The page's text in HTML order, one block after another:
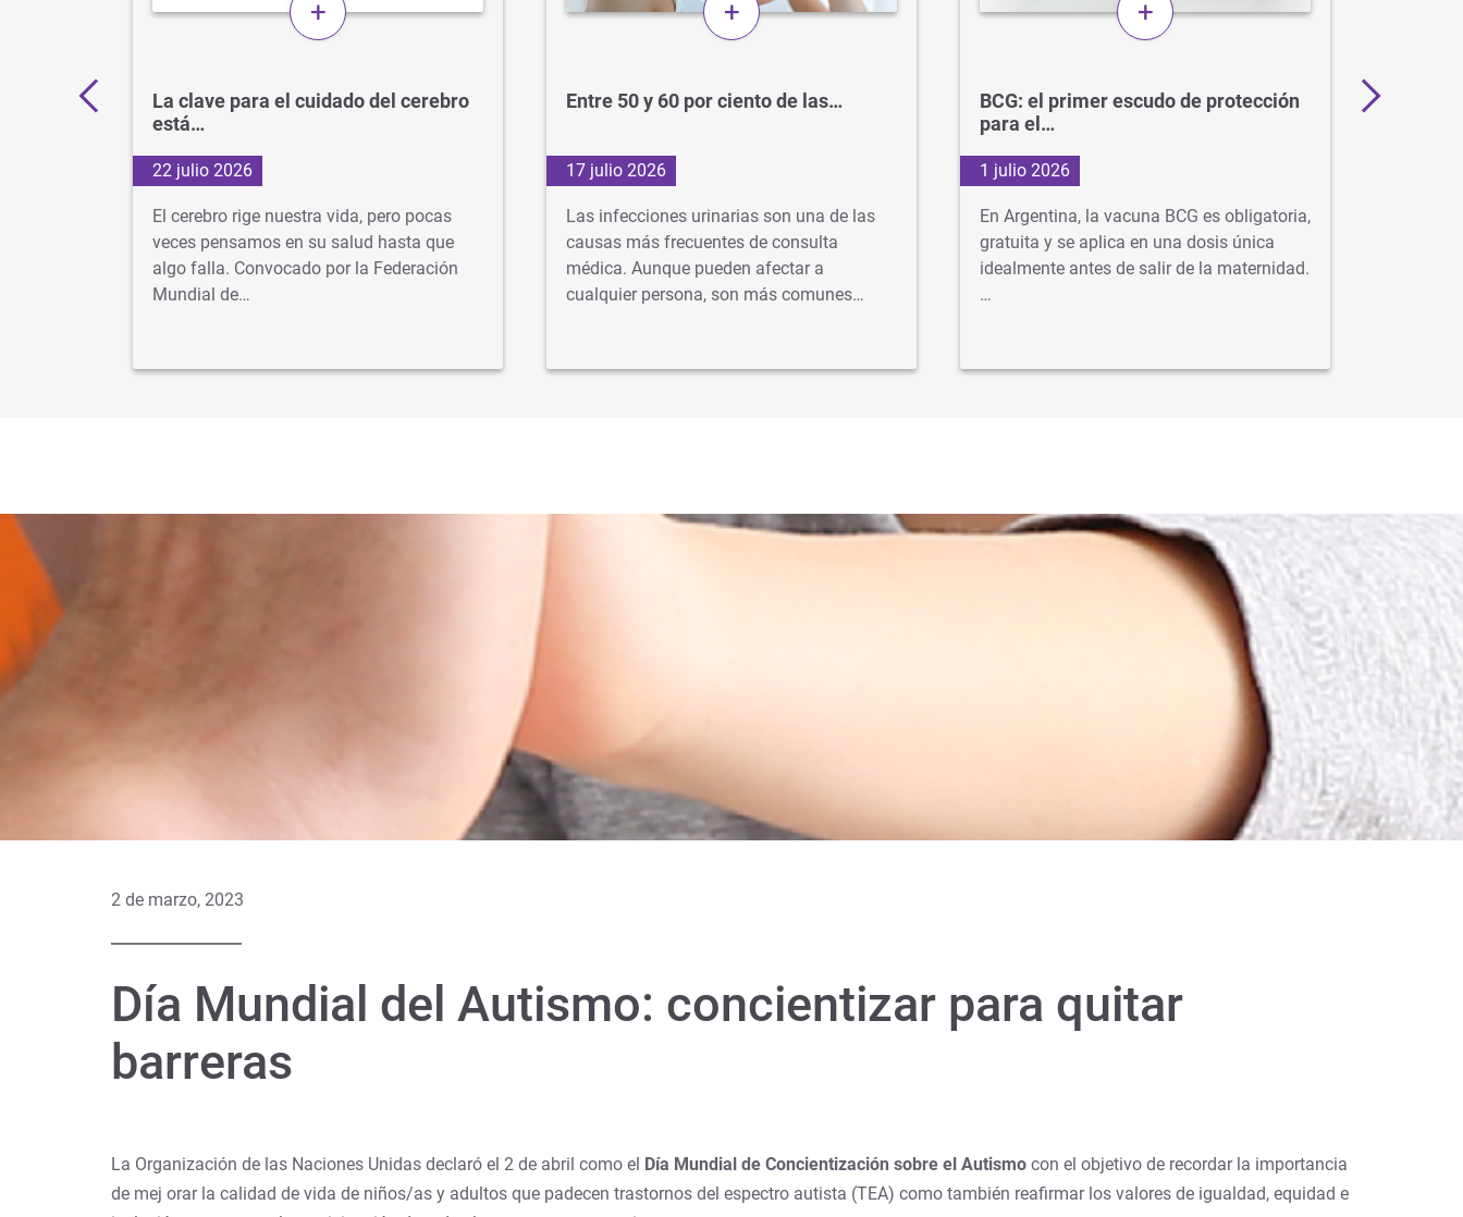
+
La clave para el cuidado del cerebro
está…
22 julio 2026
El cerebro rige nuestra vida, pero pocas
veces pensamos en su salud hasta que
algo falla. Convocado por la Federación
Mundial de…
+
Entre 50 y 60 por ciento de las…
17 julio 2026
Las infecciones urinarias son una de las
causas más frecuentes de consulta
médica. Aunque pueden afectar a
cualquier persona, son más comunes…
+
BCG: el primer escudo de protección
para el…
1 julio 2026
En Argentina, la vacuna BCG es obligatoria,
gratuita y se aplica en una dosis única
idealmente antes de salir de la maternidad.
…
2 de marzo, 2023
Día Mundial del Autismo: concientizar para quitar
barreras
La Organización de las Naciones Unidas declaró el 2 de abril como el Día Mundial de Concientización sobre el Autismo con el objetivo de recordar la importancia
de mej orar la calidad de vida de niños/as y adultos que padecen trastornos del espectro autista (TEA) como también reafirmar los valores de igualdad, equidad e